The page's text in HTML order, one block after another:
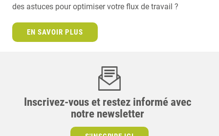
des astuces pour optimiser votre flux de travail ?
EN SAVOIR PLUS
Inscrivez-vous et restez informé avec
notre newsletter